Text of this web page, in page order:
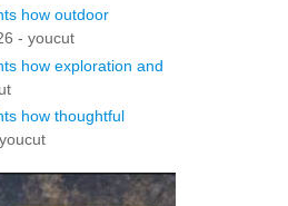
how outdoor
- youcut
how exploration and
how thoughtful